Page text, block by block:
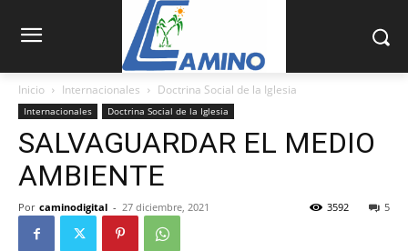
Inicio Internacionales Doctrina Social de la Iglesia
Internacionales Doctrina Social de la Iglesia
SALVAGUARDAR EL MEDIO
AMBIENTE
Por caminodigital - 27 diciembre, 2021 5
3592